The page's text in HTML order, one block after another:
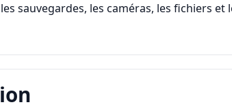
sauvegardes, les caméras, les fichiers